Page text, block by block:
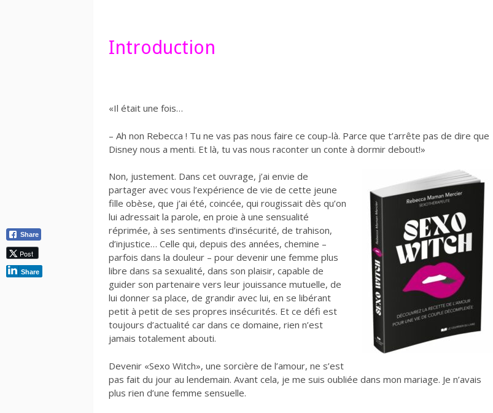
Introduction
«Il était une fois…
– Ah non Rebecca ! Tu ne vas pas nous faire ce coup-là. Parce que t’arrête pas de dire que
Disney nous a menti. Et là, tu vas nous raconter un conte à dormir debout!»
Non, justement. Dans cet ouvrage, j’ai envie de
partager avec vous l’expérience de vie de cette jeune
fille obèse, que j’ai été, coincée, qui rougissait dès qu’on
lui adressait la parole, en proie à une sensualité
réprimée, à ses sentiments d’insécurité, de trahison,
d’injustice… Celle qui, depuis des années, chemine –
parfois dans la douleur – pour devenir une femme plus
libre dans sa sexualité, dans son plaisir, capable de
guider son partenaire vers leur jouissance mutuelle, de
lui donner sa place, de grandir avec lui, en se libérant
petit à petit de ses propres insécurités. Et ce défi est
toujours d’actualité car dans ce domaine, rien n’est
jamais totalement abouti.
Devenir «Sexo Witch», une sorcière de l’amour, ne s’est
pas fait du jour au lendemain. Avant cela, je me suis oubliée dans mon mariage. Je n’avais
plus rien d’une femme sensuelle.
Share
Post
Share